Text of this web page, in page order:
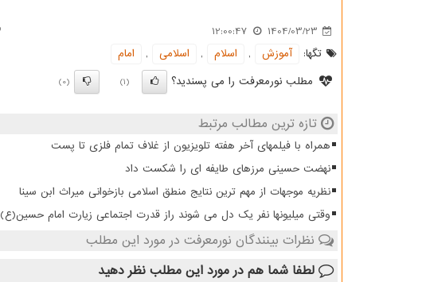
1404/03/23
12:00:47
تگها:
آموزش , اسلام , اسلامی ,
امام
مطلب نورمعرفت را می پسندید؟
(1)
(0)
تازه ترین مطالب مرتبط
همراه با فیلمهای آخر هفته تلویزیون از غلاف تمام فلزی تا پست
نهضت حسینی مرزهای طایفه ای را شکست داد
نظریه موجهات از مهم ترین نتایج منطق اسلامی بازخوانی میراث ابن سینا
وقتی میلیونها نفر یک دل می شوند راز قدرت اجتماعی زیارت امام حسین(ع)
نظرات بینندگان نورمعرفت در مورد این مطلب
لطفا شما هم در مورد این مطلب نظر دهید